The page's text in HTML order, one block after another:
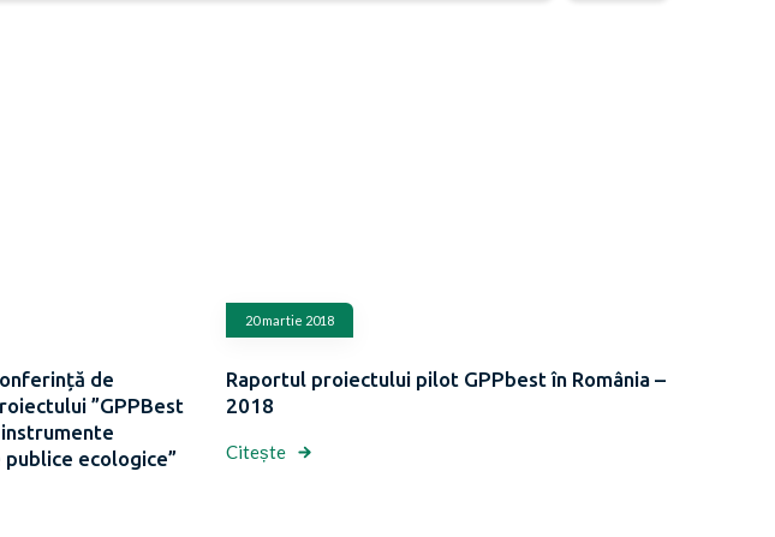
de
”GPPBest
ecologice”
20 martie 2018
Raportul proiectului pilot GPPbest în România –
2018
Citește